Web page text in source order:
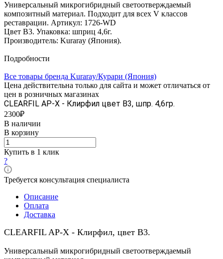
Универсальный микрогибридный светоотверждаемый
композитный материал. Подходит для всех V классов
реставрации. Артикул: 1726-WD
Цвет В3. Упаковка: шприц 4,6г.
Производитель: Kuraray (Япония).
Подробности
Все товары бренда Kuraray/Курари (Япония)
Цена действительна только для сайта и может отличаться от
цен в розничных магазинах
CLEARFIL AP-X - Клирфил цвет В3, шпр. 4,6гр.
2300₽
В наличии
В корзину
Купить в 1 клик
?
Требуется консультация специалиста
Описание
Оплата
Доставка
CLEARFIL AP-X - Клирфил, цвет В3.
Универсальный микрогибридный светоотверждаемый